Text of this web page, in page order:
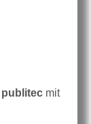
publitec mit